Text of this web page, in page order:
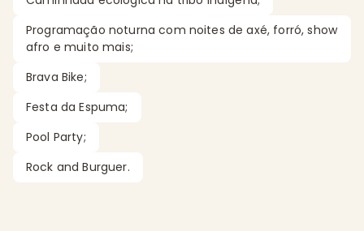
Programação noturna com noites de axé, forró, show
afro e muito mais;
Brava Bike;
Festa da Espuma;
Pool Party;
Rock and Burguer.